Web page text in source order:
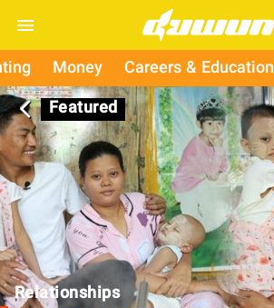
Money Careers & Education
Featured
arrow_back_ios
Relationships